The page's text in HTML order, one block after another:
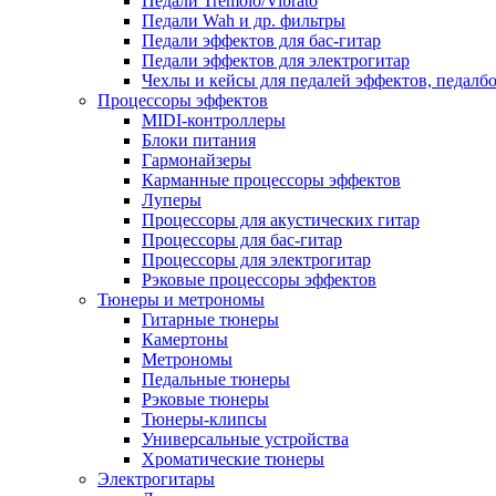
Педали Wah и др. фильтры
Педали эффектов для бас-гитар
Педали эффектов для электрогитар
Чехлы и кейсы для педалей эффектов,
Процессоры эффектов
MIDI-контроллеры
Блоки питания
Гармонайзеры
Карманные процессоры эффектов
Луперы
Процессоры для акустических гитар
Процессоры для бас-гитар
Процессоры для электрогитар
Рэковые процессоры эффектов
Тюнеры и метрономы
Гитарные тюнеры
Камертоны
Метрономы
Педальные тюнеры
Рэковые тюнеры
Тюнеры-клипсы
Универсальные устройства
Хроматические тюнеры
Электрогитары